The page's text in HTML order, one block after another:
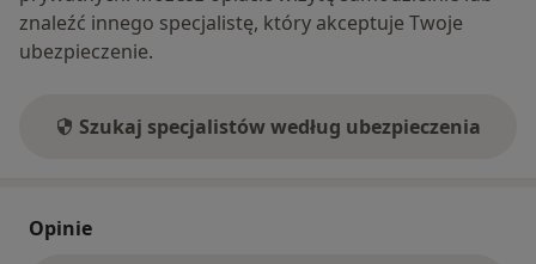
znaleźć innego specjalistę, który akceptuje Twoje
ubezpieczenie.
Szukaj specjalistów według ubezpieczenia
Opinie